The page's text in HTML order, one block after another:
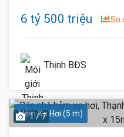
6 tỷ 500 triệu So
Thịnh BĐS
Hẻm Xe Hơi (5 m)
1 / 7